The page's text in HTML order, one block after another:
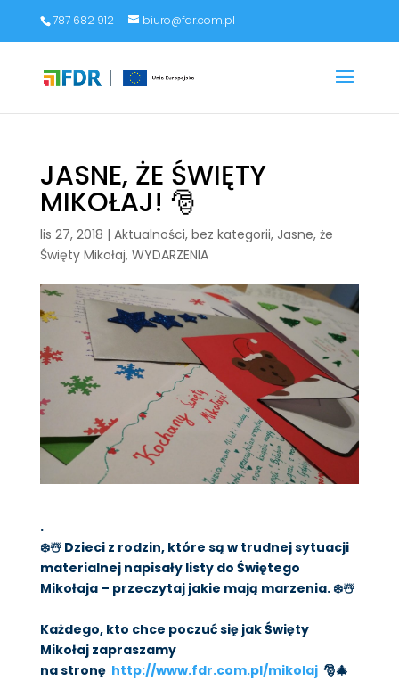
787 682 912 biuro@fdr.com.pl
JASNE, ŻE ŚWIĘTY
MIKOŁAJ! 🎅
lis 27, 2018 | Aktualności, bez kategorii, Jasne, że
Święty Mikołaj, WYDARZENIA
.
❄️☃️Dzieci z rodzin, które są w trudnej sytuacji
materialnej napisały listy do Świętego
Mikołaja – przeczytaj jakie mają marzenia. ❄️☃️
Każdego, kto chce poczuć się jak Święty
Mikołaj zapraszamy
na stronę http://www.fdr.com.pl/mikolaj 🎅🎄